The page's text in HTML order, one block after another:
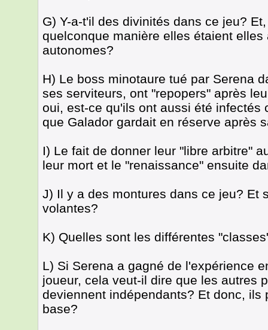
G) Y-a-t'il des divinités dans ce jeu?
quelconque manière elles étaient
autonomes?
H) Le boss minotaure tué par Serena
ses serviteurs, ont "repopers" après
oui, est-ce qu'ils ont aussi été infectés
que Galador gardait en réserve après
I) Le fait de donner leur "libre arbitre"
leur mort et le "renaissance" ensuite
J) Il y a des montures dans ce jeu? Et
volantes?
K) Quelles sont les différentes
L) Si Serena a gagné de l'expérience
joueur, cela veut-il dire que les autres
deviennent indépendants? Et donc,
base?